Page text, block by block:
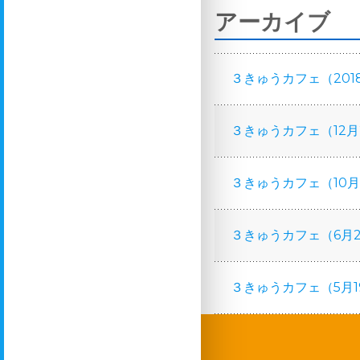
アーカイブ
３きゅうカフェ（
３きゅうカフェ（12
３きゅうカフェ（10
３きゅうカフェ（6月
３きゅうカフェ（5月